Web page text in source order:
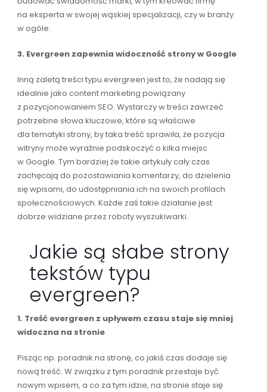
na eksperta w swojej wąskiej specjalizacji, czy w branży
w ogóle.
3. Evergreen zapewnia widoczność strony w Google
Inną zaletą treści typu evergreen jest to, że nadają się
idealnie jako content marketing powiązany
z pozycjonowaniem SEO. Wystarczy w treści zawrzeć
potrzebne słowa kluczowe, które są właściwe
dla tematyki strony, by taka treść sprawiła, że pozycja
witryny może wyraźnie podskoczyć o kilka miejsc
w Google. Tym bardziej że takie artykuły cały czas
zachęcają do pozostawiania komentarzy, do dzielenia
się wpisami, do udostępniania ich na swoich profilach
społecznościowych. Każde zaś takie działanie jest
dobrze widziane przez roboty wyszukiwarki.
Jakie są słabe strony
tekstów typu
evergreen?
1. Treść evergreen z upływem czasu staje się mniej
widoczna na stronie
Pisząc np. poradnik na stronę, co jakiś czas dodaje się
nową treść. W związku z tym poradnik przestaje być
nowym wpisem, a co za tym idzie, na stronie staje się